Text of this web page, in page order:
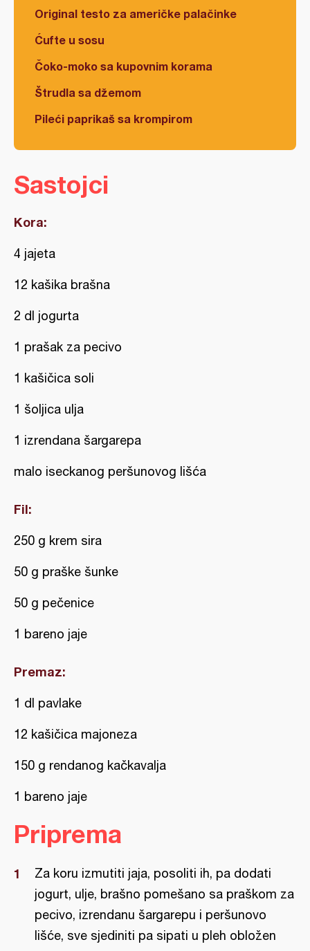
Original testo za američke palačinke
Ćufte u sosu
Čoko-moko sa kupovnim korama
Štrudla sa džemom
Pileći paprikaš sa krompirom
Sastojci
Kora:
4 jajeta
12 kašika brašna
2 dl jogurta
1 prašak za pecivo
1 kašičica soli
1 šoljica ulja
1 izrendana šargarepa
malo iseckanog peršunovog lišća
Fil:
250 g krem sira
50 g praške šunke
50 g pečenice
1 bareno jaje
Premaz:
1 dl pavlake
12 kašičica majoneza
150 g rendanog kačkavalja
1 bareno jaje
Priprema
Za koru izmutiti jaja, posoliti ih, pa dodati
jogurt, ulje, brašno pomešano sa praškom za
pecivo, izrendanu šargarepu i peršunovo
lišće, sve sjediniti pa sipati u pleh obložen